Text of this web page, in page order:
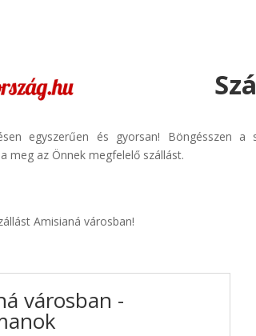
egyszerűen és gyorsan!
meg az Önnek megfelelő szállást.
Amisianá városban!
városban -